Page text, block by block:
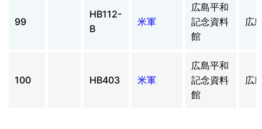
99
HB112-
B
米軍
広島平和
記念資料
館
広
100 HB403 米軍
広島平和
記念資料
館
広